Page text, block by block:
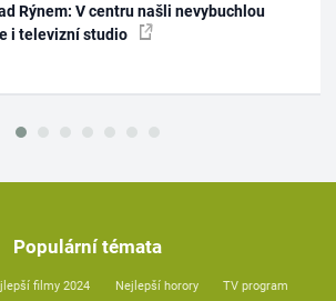
Rýnem: V centru našli nevybuchlou
i televizní studio
Populární témata
filmy 2024 Nejlepší horory TV program